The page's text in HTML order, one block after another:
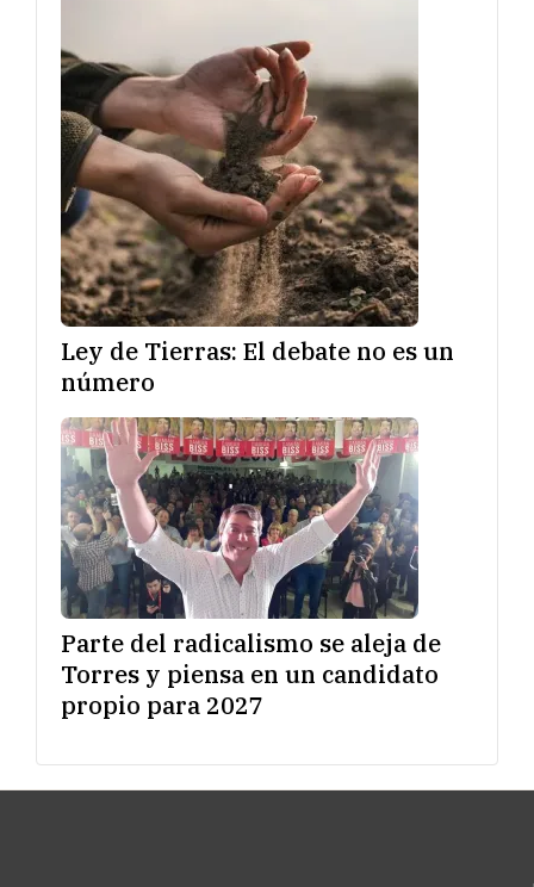
Ley de Tierras: El debate no es un
número
Parte del radicalismo se aleja de
Torres y piensa en un candidato
propio para 2027